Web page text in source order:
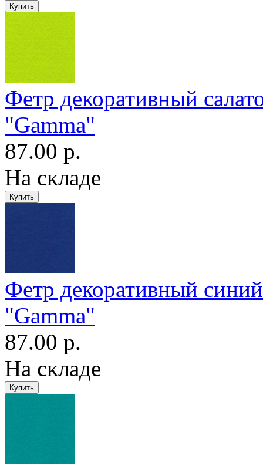
Фетр декоративный
"Gamma"
87.00 р.
На складе
Фетр декоративный
"Gamma"
87.00 р.
На складе